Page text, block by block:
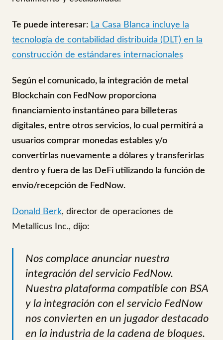
Te puede interesar: La Casa Blanca incluye la
tecnología de contabilidad distribuida (DLT) en la
construcción de estándares internacionales
Según el comunicado, la integración de metal
Blockchain con FedNow proporciona
financiamiento instantáneo para billeteras
digitales, entre otros servicios, lo cual permitirá a
usuarios comprar monedas estables y/o
convertirlas nuevamente a dólares y transferirlas
dentro y fuera de las DeFi utilizando la función de
envío/recepción de FedNow.
Donald Berk, director de operaciones de
Metallicus Inc., dijo:
Nos complace anunciar nuestra
integración del servicio FedNow.
Nuestra plataforma compatible con BSA
y la integración con el servicio FedNow
nos convierten en un jugador destacado
en la industria de la cadena de bloques.